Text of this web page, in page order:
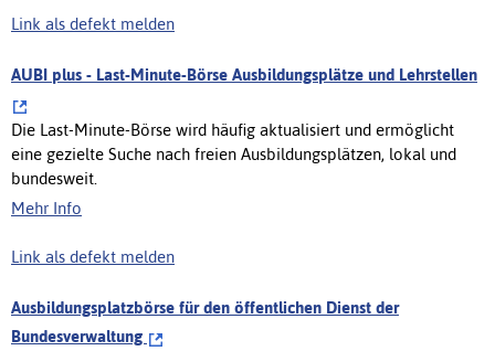
Link als defekt melden
AUBI plus - Last-Minute-Börse Ausbildungsplätze und Lehrstellen
Die Last-Minute-Börse wird häufig aktualisiert und ermöglicht
eine gezielte Suche nach freien Ausbildungsplätzen, lokal und
bundesweit.
Mehr Info
Link als defekt melden
Ausbildungsplatzbörse für den öffentlichen Dienst der
Bundesverwaltung